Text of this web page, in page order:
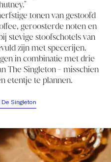
tonen van gestoofd
geroosterde noten en
stevige stoofschotels van
zijn met specerijen.
in combinatie met drie
The Singleton - misschien
etentje te plannen.
Singleton